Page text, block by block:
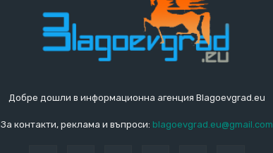
Добре дошли в информационна агенция Blagoevgrad.eu
За контакти, реклама и въпроси: blagoevgrad.eu@gmail.com